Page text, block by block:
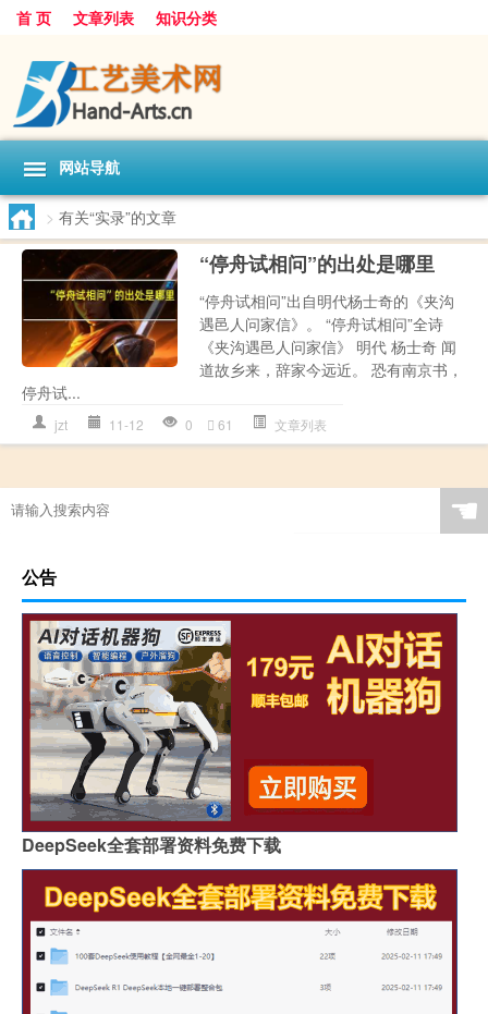
首 页 文章列表 知识分类
网站导航
> 有关“实录”的文章
“停舟试相问”的出处是哪里
“停舟试相问”出自明代杨士奇的《夹沟
遇邑人问家信》。 “停舟试相问”全诗
《夹沟遇邑人问家信》 明代 杨士奇 闻
道故乡来，辞家今远近。 恐有南京书，
停舟试...
jzt 11-12 0 61 文章列表
☚
公告
DeepSeek全套部署资料免费下载